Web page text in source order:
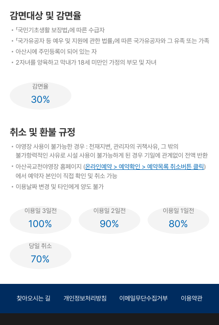
감면대상 및 감면율
「국민기초생활 보장법」에 따른 수급자
「국가유공자 등 예우 및 지원에 관한 법률」에 따른 국가유공자와 그 유족 또는 가족
아산시에 주민등록이 되어 있는 자
2자녀를 양육하고 막내가 18세 미만인 가정의 부모 및 자녀
감면율
30%
취소 및 환불 규정
야영장 사용이 불가능한 경우 : 천재지변, 관리자의 귀책사유, 그 밖의
불가항력적인 사유로 시설 사용이 불가능하게 된 경우 기일에 관계없이 전액 반환
아산곡교천야영장 홈페이지 (온라인예약 > 예약확인 > 예약목록 취소버튼 클릭)
에서 예약자 본인이 직접 확인 및 취소 가능
이용날짜 변경 및 타인에게 양도 불가
이용일 3일전
100%
이용일 2일전
90%
이용일 1일전
80%
당일 취소
70%
찾아오시는 길 개인정보처리방침 이메일무단수집거부 이용약관